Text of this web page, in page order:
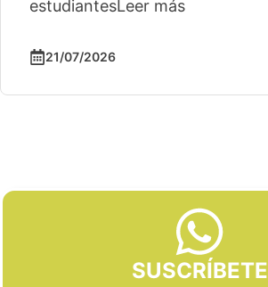
estudiantesLeer más
21/07/2026
SUSCRÍBETE